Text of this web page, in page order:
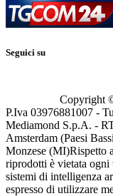
Seguici su
Copyright
P.Iva 03976881007 -
Mediamond S.p.A. -
Amsterdam (Paesi
Monzese (MI)Rispetto
riprodotti è vietata ogni
sistemi di intelligenza
espresso di utilizzare